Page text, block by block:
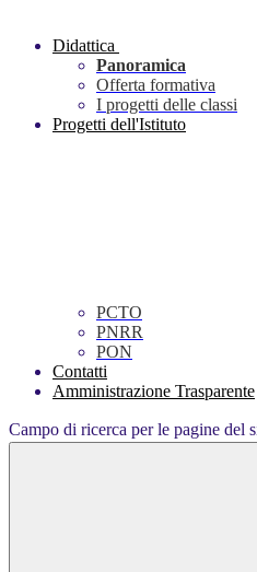
Didattica
Panoramica
Offerta formativa
I progetti delle classi
Progetti dell'Istituto
PCTO
PNRR
PON
Contatti
Amministrazione Trasparente
Campo di ricerca per le pagine del